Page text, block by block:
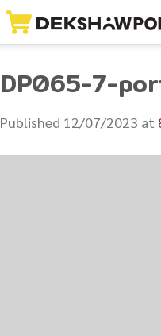
DP065-7-
Published 12/07/2023 at